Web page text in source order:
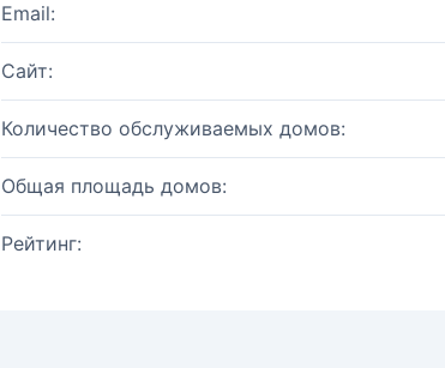
Email:
Сайт:
Количество обслуживаемых домов:
Общая площадь домов:
Рейтинг: